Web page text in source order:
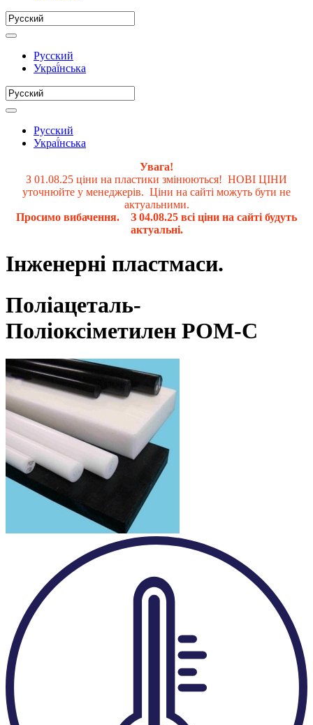
Русский
Украї́нська
Русский
Украї́нська
Увага!
З 01.08.25 ціни на пластики змінюються! НОВІ ЦІНИ
уточнюйте у менеджерів. Ціни на сайті можуть бути не
актуальними.
Просимо вибачення. З 04.08.25 всі ціни на сайті будуть
актуальні.
Інженерні пластмаси.
Поліацеталь-
Поліоксіметилен PОМ-C